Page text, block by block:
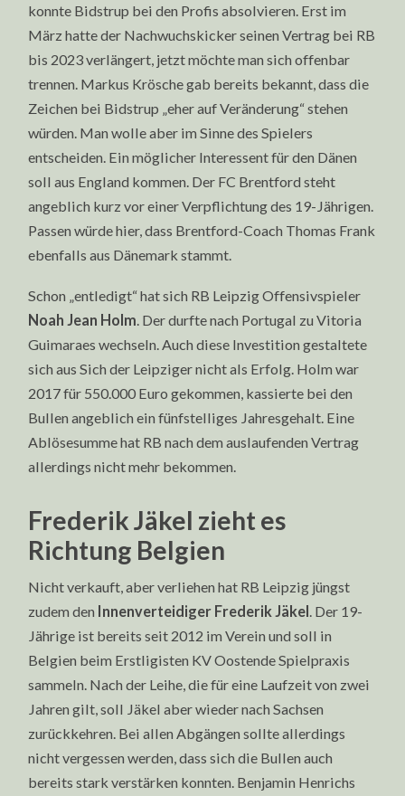
konnte Bidstrup bei den Profis absolvieren. Erst im
März hatte der Nachwuchskicker seinen Vertrag bei RB
bis 2023 verlängert, jetzt möchte man sich offenbar
trennen. Markus Krösche gab bereits bekannt, dass die
Zeichen bei Bidstrup „eher auf Veränderung“ stehen
würden. Man wolle aber im Sinne des Spielers
entscheiden. Ein möglicher Interessent für den Dänen
soll aus England kommen. Der FC Brentford steht
angeblich kurz vor einer Verpflichtung des 19-Jährigen.
Passen würde hier, dass Brentford-Coach Thomas Frank
ebenfalls aus Dänemark stammt.
Schon „entledigt“ hat sich RB Leipzig Offensivspieler
Noah Jean Holm . Der durfte nach Portugal zu Vitoria
Guimaraes wechseln. Auch diese Investition gestaltete
sich aus Sich der Leipziger nicht als Erfolg. Holm war
2017 für 550.000 Euro gekommen, kassierte bei den
Bullen angeblich ein fünfstelliges Jahresgehalt. Eine
Ablösesumme hat RB nach dem auslaufenden Vertrag
allerdings nicht mehr bekommen.
Frederik Jäkel zieht es
Richtung Belgien
Nicht verkauft, aber verliehen hat RB Leipzig jüngst
zudem den Innenverteidiger Frederik Jäkel . Der 19-
Jährige ist bereits seit 2012 im Verein und soll in
Belgien beim Erstligisten KV Oostende Spielpraxis
sammeln. Nach der Leihe, die für eine Laufzeit von zwei
Jahren gilt, soll Jäkel aber wieder nach Sachsen
zurückkehren. Bei allen Abgängen sollte allerdings
nicht vergessen werden, dass sich die Bullen auch
bereits stark verstärken konnten. Benjamin Henrichs